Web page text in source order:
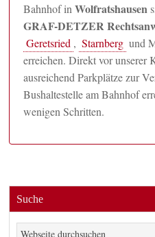
Bahnhof inWolfratshausen
GRAF-DETZER
Geretsried , Starnberg und
erreichen. Direkt vor unserer
ausreichend Parkplätze zur
Bushaltestelle am Bahnhof
wenigen Schritten.
Suche